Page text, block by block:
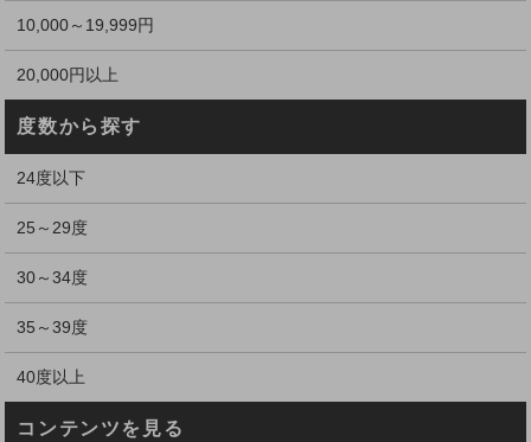
10,000～19,999円
20,000円以上
度数から探す
24度以下
25～29度
30～34度
35～39度
40度以上
コンテンツを見る